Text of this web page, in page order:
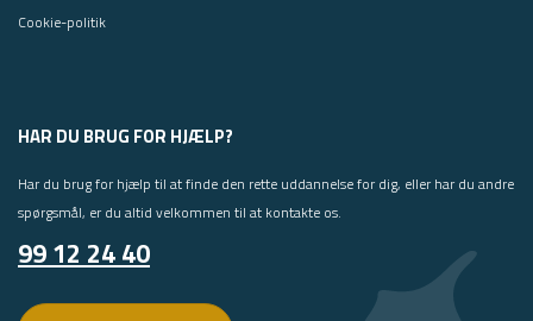
Cookie-politik
HAR DU BRUG FOR HJÆLP?
Har du brug for hjælp til at finde den rette uddannelse for dig, eller har du andre
spørgsmål, er du altid velkommen til at kontakte os.
99 12 24 40